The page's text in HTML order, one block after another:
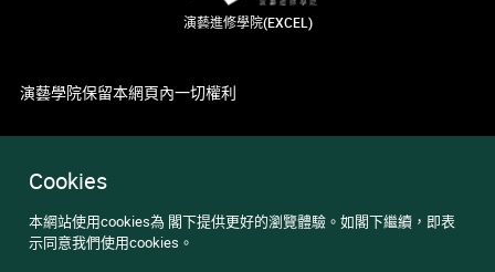
Cookies
本網站使用cookies為 閣下提供更好的瀏覽體驗。如閣下繼續，即表
示同意我們使用cookies。
演藝進修學院(EXCEL)
演藝學院保留本網頁內一切權利